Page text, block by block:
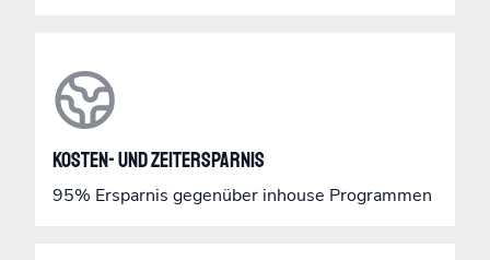
Kosten- und Zeitersparnis
95% Ersparnis gegenüber inhouse Programmen